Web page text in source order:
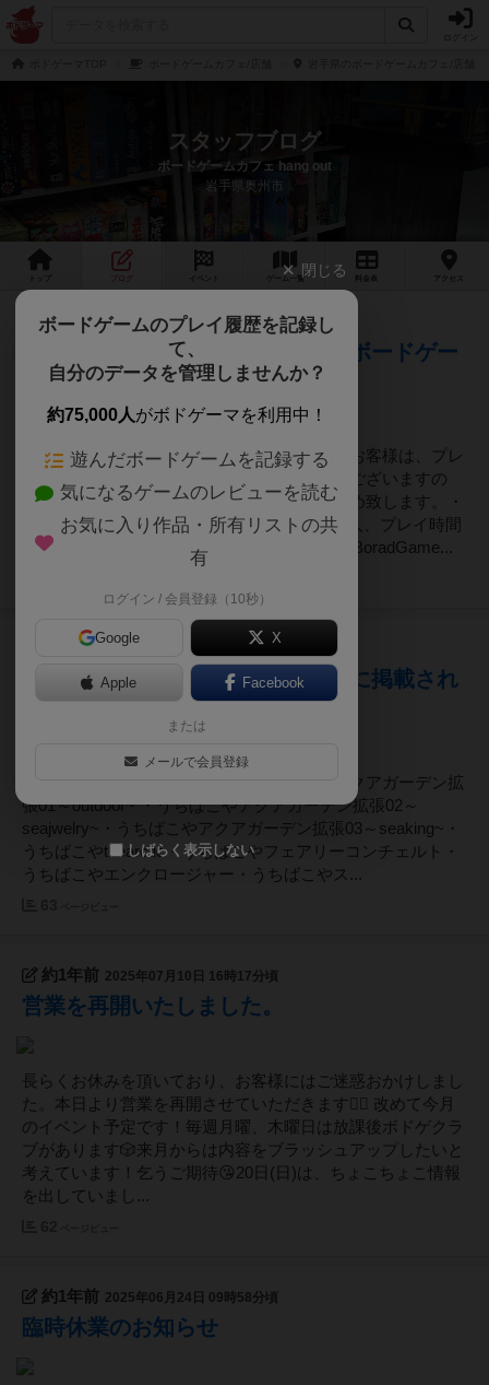
スタッフブログ
ボードゲームカフェ hang out
岩手県奥州市
ゲーム 一覧 料金 アクセス
約1ヶ月前 2026年07月04日 11時59分頃
ご予約でのご利用をおすすめするボードゲー
下記に記載のボードゲームをプレイご希望のお客様は、プレ
イ時間が長く、ほかのお客様と被る可能性がございますの
で、ご来店予定の前日までにご予約をおすすめ致します。・
うちばこやSWEETLANDSプレイ人数１～４人、プレイ時間
１００～２００分・ケンビルSlaytheSpireTheBoradGame...
7ヶ月前 2025年12月27日 16時40分頃
ボドゲーマのボードゲームリストに掲載され
ていないボードゲーム一覧（更新）
・うちばこやアクアガーデン・うちばこやアクアガーデン拡
張01～outdoor~ ・うちばこやアクアガーデン拡張02～
seajwelry~・うちばこやアクアガーデン拡張03～seaking~・
うちばこやthearctic・うちばこやフェアリーコンチェルト・
うちばこやエンクロージャー・うちばこやス...
約1年前 2025年07月10日 16時17分頃
営業を再開いたしました。
長らくお休みを頂いており、お客様にはご迷惑おかけしまし
た。本日より営業を再開させていただきます🙇‍♀️ 改めて今月
のイベント予定です！毎週月曜、木曜日は放課後ボドゲクラ
ブがあります🎲来月からは内容をブラッシュアップしたいと
考えています！乞うご期待😘20日(日)は、ちょこちょこ情報
を出していまし...
約1年前 2025年06月24日 09時58分頃
臨時休業のお知らせ
閉じる
ボードゲームのプレイ履歴を記録し
て、
自分のデータを管理しませんか？
約75,000人がボドゲーマを利用中！
遊んだボードゲームを記録する
気になるゲームのレビューを読む
お気に入り作品・所有リストの共
有
ログイン / 会員登録（10秒）
Google X
Apple Facebook
または
メールで会員登録
しばらく表示しない